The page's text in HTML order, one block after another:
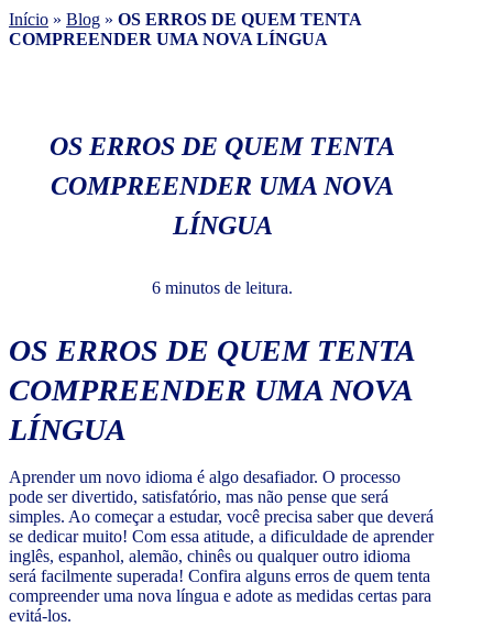
Início » Blog » OS ERROS DE QUEM TENTA
COMPREENDER UMA NOVA LÍNGUA
OS ERROS DE QUEM TENTA
COMPREENDER UMA NOVA
LÍNGUA
6 minutos de leitura.
OS ERROS DE QUEM TENTA
COMPREENDER UMA NOVA
LÍNGUA
Aprender um novo idioma é algo desafiador. O processo
pode ser divertido, satisfatório, mas não pense que será
simples. Ao começar a estudar, você precisa saber que deverá
se dedicar muito! Com essa atitude, a dificuldade de aprender
inglês, espanhol, alemão, chinês ou qualquer outro idioma
será facilmente superada! Confira alguns erros de quem tenta
compreender uma nova língua e adote as medidas certas para
evitá-los.